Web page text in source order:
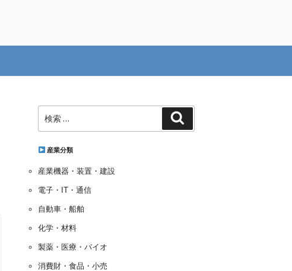
索:
産業分類
産業機器・装置・建設
電子・IT・通信
自動車・船舶
化学・材料
製薬・医療・バイオ
消費財・食品・小売